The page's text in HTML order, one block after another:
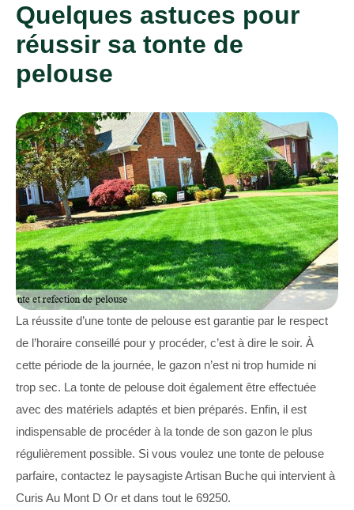
Quelques astuces pour
réussir sa tonte de
pelouse
La réussite d’une tonte de pelouse est garantie par le respect
de l’horaire conseillé pour y procéder, c’est à dire le soir. À
cette période de la journée, le gazon n’est ni trop humide ni
trop sec. La tonte de pelouse doit également être effectuée
avec des matériels adaptés et bien préparés. Enfin, il est
indispensable de procéder à la tonde de son gazon le plus
régulièrement possible. Si vous voulez une tonte de pelouse
parfaire, contactez le paysagiste Artisan Buche qui intervient à
Curis Au Mont D Or et dans tout le 69250.